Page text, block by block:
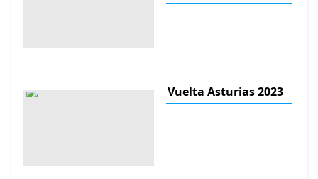
Vuelta Asturias 2023